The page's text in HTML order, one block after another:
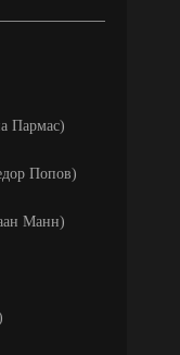
Пармас)
Попов)
Манн)